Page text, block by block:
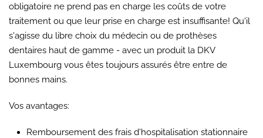
obligatoire ne prend pas en charge les coûts de votre
traitement ou que leur prise en charge est insuffisante! Qu'il
s'agisse du libre choix du médecin ou de prothèses
dentaires haut de gamme - avec un produit la DKV
Luxembourg vous êtes toujours assurés être entre de
bonnes mains.
Vos avantages:
Remboursement des frais d'hospitalisation stationnaire